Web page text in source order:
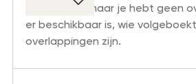
ziet namen, maar je hebt geen
er beschikbaar is, wie
overlappingen zijn.